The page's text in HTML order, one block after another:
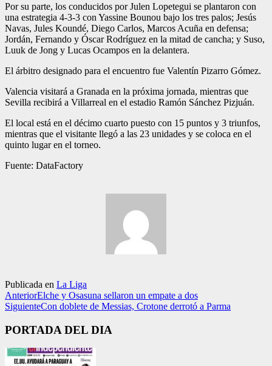
Por su parte, los conducidos por Julen Lopetegui se plantaron con
una estrategia 4-3-3 con Yassine Bounou bajo los tres palos; Jesús
Navas, Jules Koundé, Diego Carlos, Marcos Acuña en defensa;
Jordán, Fernando y Óscar Rodríguez en la mitad de cancha; y Suso,
Luuk de Jong y Lucas Ocampos en la delantera.
El árbitro designado para el encuentro fue Valentín Pizarro Gómez.
Valencia visitará a Granada en la próxima jornada, mientras que
Sevilla recibirá a Villarreal en el estadio Ramón Sánchez Pizjuán.
El local está en el décimo cuarto puesto con 15 puntos y 3 triunfos,
mientras que el visitante llegó a las 23 unidades y se coloca en el
quinto lugar en el torneo.
Fuente: DataFactory
Publicada en La Liga
AnteriorElche y Osasuna sellaron un empate a dos
SiguienteCon doblete de Messias, Crotone derrotó a Parma
PORTADA DEL DIA